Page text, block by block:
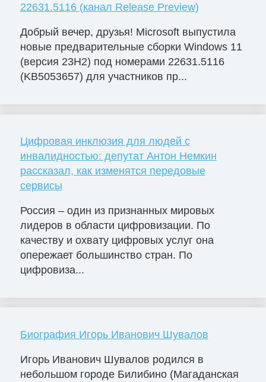
22631.5116 (канал Release Preview)
Добрый вечер, друзья! Microsoft выпустила
новые предварительные сборки Windows 11
(версия 23H2) под номерами 22631.5116
(KB5053657) для участников пр...
Цифровая инклюзия для людей с
инвалидностью: депутат Антон Немкин
рассказал, как изменятся передовые
сервисы
Россия – один из признанных мировых
лидеров в области цифровизации. По
качеству и охвату цифровых услуг она
опережает большинство стран. По
цифровиза...
Биография Игорь Иванович Шувалов
Игорь Иванович Шувалов родился в
небольшом городе Билибино (Магаданская